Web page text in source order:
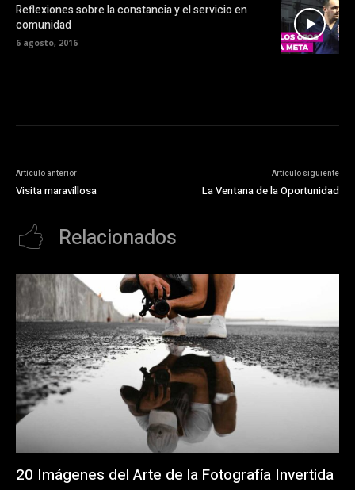
Reflexiones sobre la constancia y el servicio en
comunidad
6 agosto, 2016
Artículo anterior
Visita maravillosa
Artículo siguiente
La Ventana de la Oportunidad
Relacionados
20 Imágenes del Arte de la Fotografí­a Invertida